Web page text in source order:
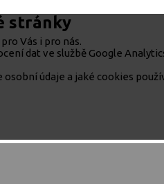
stránky
Vás i pro nás.
dat ve službě Google
údaje a jaké cookies